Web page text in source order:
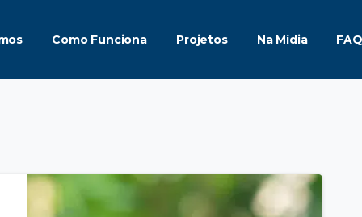
Como Funciona Projetos Na Mídia